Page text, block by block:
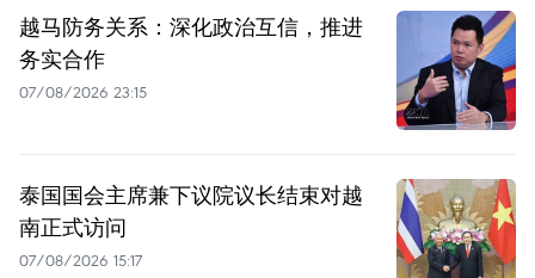
越马防务关系：深化政治互信，推进
务实合作
07/08/2026 23:15
泰国国会主席兼下议院议长结束对越
南正式访问
07/08/2026 15:17